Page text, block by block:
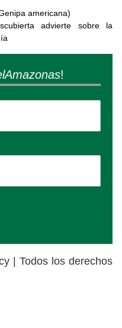
americana)
advierte sobre la
!
| Todos los derechos